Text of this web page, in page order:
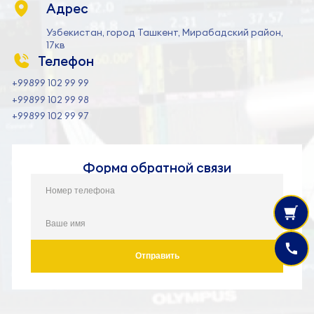
Адрес
Узбекистан, город Ташкент, Мирабадский район,
17кв
Телефон
+99899 102 99 99
+99899 102 99 98
+99899 102 99 97
Форма обратной связи
Отправить